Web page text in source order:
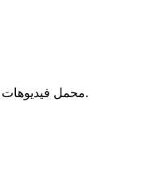
باستخدام TikTokio - محمل فيديوهات تيك توك، كل فيديو تحمله يكون نظيفاً بنسبة 100%، بدون شعار تيك توك أو اسم المستخدم.